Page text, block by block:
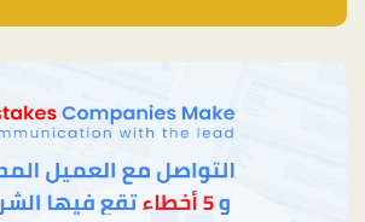
مشاركاً من أبرز صناديق رأس المال الجريء